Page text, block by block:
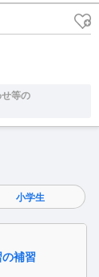
等の
小学生
補習